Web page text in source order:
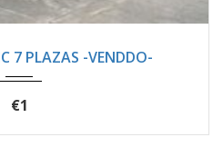
7 PLAZAS -VENDDO-
€1